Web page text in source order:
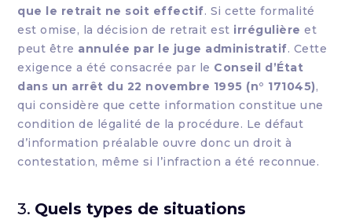
que le retrait ne soit effectif. Si cette formalité
est omise, la décision de retrait est irrégulière et
peut être annulée par le juge administratif. Cette
exigence a été consacrée par le Conseil d’État
dans un arrêt du 22 novembre 1995 (n° 171045),
qui considère que cette information constitue une
condition de légalité de la procédure. Le défaut
d’information préalable ouvre donc un droit à
contestation, même si l’infraction a été reconnue.
3. Quels types de situations